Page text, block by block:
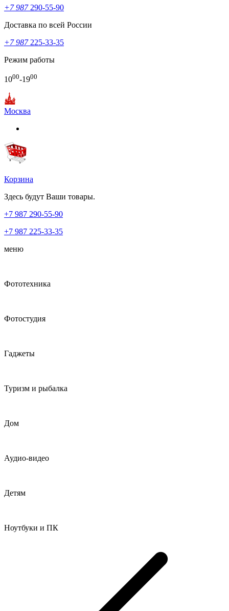
+7 987290-55-90
Доставка по всей России
+7 987225-33-35
Режим работы
1000-1900
Москва
Корзина
Здесь будут Ваши товары.
+7 987 290-55-90
+7 987 225-33-35
меню
Фототехника
Фотостудия
Гаджеты
Туризм и рыбалка
Дом
Аудио-видео
Детям
Ноутбуки и ПК